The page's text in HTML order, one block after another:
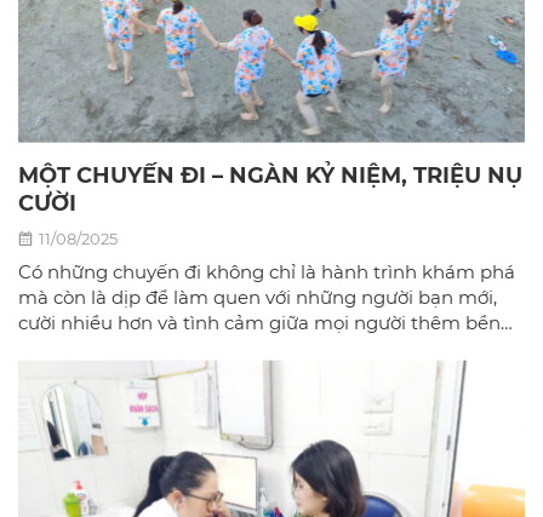
MỘT CHUYẾN ĐI – NGÀN KỶ NIỆM, TRIỆU NỤ
CƯỜI
11/08/2025
Có những chuyến đi không chỉ là hành trình khám phá
mà còn là dịp để làm quen với những người bạn mới,
cười nhiều hơn và tình cảm giữa mọi người thêm bền